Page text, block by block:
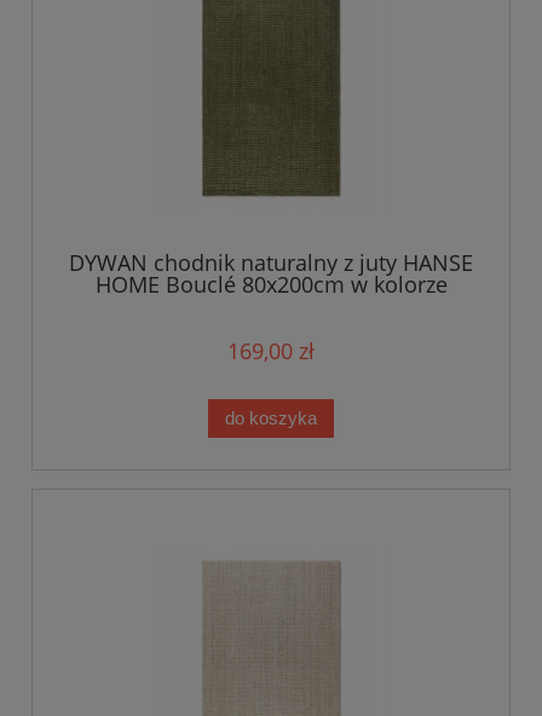
DYWAN chodnik naturalny z juty HANSE
HOME Bouclé 80x200cm w kolorze
169,00 zł
do koszyka